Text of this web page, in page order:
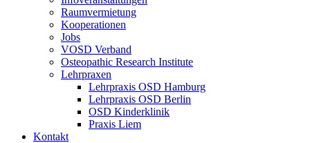
Raumvermietung
Kooperationen
Jobs
VOSD Verband
Osteopathic Research Institute
Lehrpraxen
Lehrpraxis OSD Hamburg
Lehrpraxis OSD Berlin
OSD Kinderklinik
Praxis Liem
Kontakt